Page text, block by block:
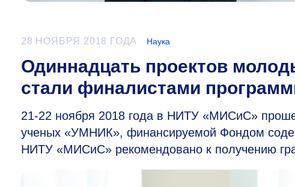
28 НОЯБРЯ 2018 ГОДА Наука
Одиннадцать проектов
стали финалистами
21-22 ноября 2018 года в НИТУ «МИСиС»
ученых «УМНИК», финансируемой Фондом
НИТУ «МИСиС» рекомендовано к получению